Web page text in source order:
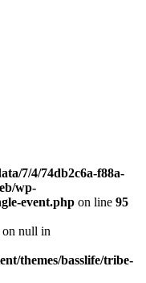
7/4/74db2c6a-f88a-
wp-
event.php on line 95
on null in
themes/basslife/tribe-